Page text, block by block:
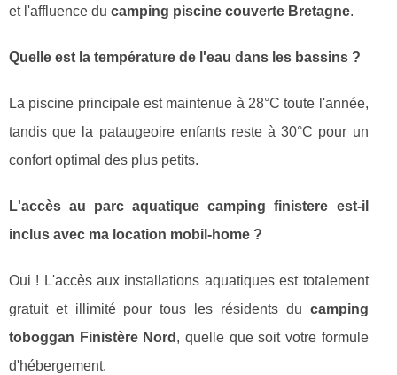
et l'affluence du camping piscine couverte Bretagne.
Quelle est la température de l'eau dans les bassins ?
La piscine principale est maintenue à 28°C toute l'année,
tandis que la pataugeoire enfants reste à 30°C pour un
confort optimal des plus petits.
L'accès au parc aquatique camping finistere est-il
inclus avec ma location mobil-home ?
Oui ! L'accès aux installations aquatiques est totalement
gratuit et illimité pour tous les résidents du camping
toboggan Finistère Nord , quelle que soit votre formule
d'hébergement.